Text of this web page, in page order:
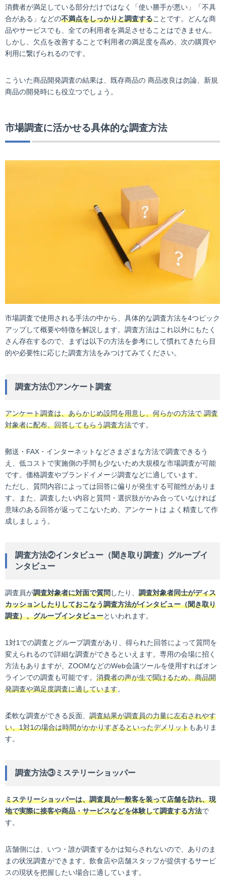
消費者が満足している部分だけではなく「使い勝手が悪い」「不具
合がある」などの不満点をしっかりと調査することです。どんな商
品やサービスでも、全ての利用者を満足させることはできません。
しかし、欠点を改善することで利用者の満足度を高め、次の購買や
利用に繋げられるのです。
こういた商品開発調査の結果は、既存商品の 商品改良は勿論、新規
商品の開発時にも役立つでしょう。
市場調査に活かせる具体的な調査方法
市場調査で使用される手法の中から、具体的な調査方法を4つピック
アップして概要や特徴を解説します。調査方法はこれ以外にもたく
さん存在するので、まずは以下の方法を参考にして慣れてきたら目
的や必要性に応じた調査方法をみつけてみてください。
調査方法①アンケート調査
アンケート調査は、あらかじめ設問を用意し、何らかの方法で 調査
対象者に配布、回答してもらう調査方法です。
郵送・FAX・インターネットなどさまざまな方法で調査できるう
え、低コストで実施側の手間も少ないため大規模な市場調査が可能
です。価格調査やブランドイメージ調査などに適しています。
ただし、質問内容によっては回答に偏りが発生する可能性がありま
す。また、調査したい内容と質問・選択肢がかみ合っていなければ
意味のある回答が返ってこないため、アンケートは よく精査して作
成しましょう。
調査方法②インタビュー（聞き取り調査）グループイ
ンタビュー
調査員が調査対象者に対面で質問したり、 調査対象者同士がディス
カッションしたりしておこなう調査方法がインタビュー（聞き取り
調査）、グループインタビューといわれます。
1対1での調査とグループ調査があり、得られた回答によって質問を
変えられるので詳細な調査ができるといえます。専用の会場に招く
方法もありますが、ZOOMなどのWeb会議ツールを使用すればオン
ラインでの調査も可能です。 消費者の声が生で聞けるため、商品開
発調査や満足度調査に適しています。
柔軟な調査ができる反面、 調査結果が調査員の力量に左右されやす
い、1対1の場合は時間がかかりすぎるといったデメリットもありま
す。
調査方法③ミステリーショッパー
ミステリーショッパーは、調査員が一般客を装って店舗を訪れ、現
地で実際に接客や商品・サービスなどを体験して調査する方法で
す。
店舗側には、いつ・誰が調査するかは知らされないので、ありのま
まの状況調査ができます。飲食店や店舗スタッフが提供するサービ
スの現状を把握したい場合に適しています。